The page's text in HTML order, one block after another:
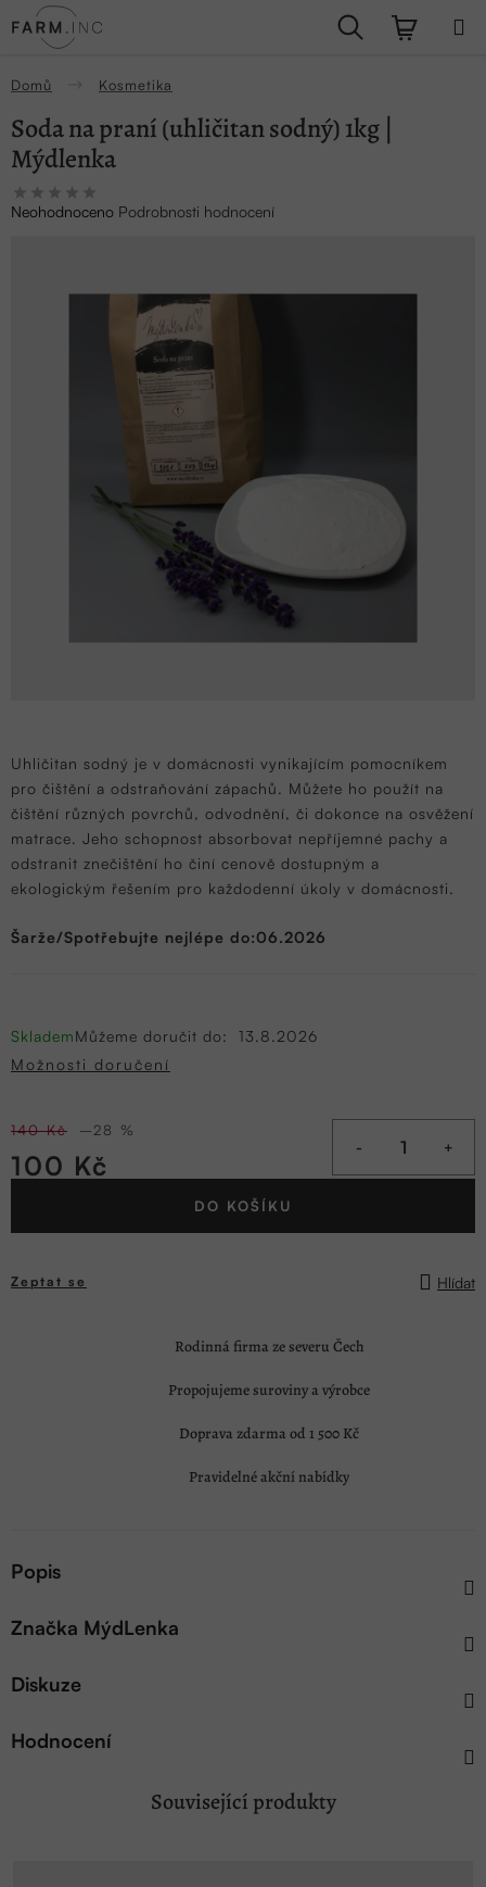
na
Hledat
Domů Kosmetika
Uhličitan sodný je v domácnosti vynikajícím pomocníkem
pro čištění a odstraňování zápachů. Můžete ho použít na
čištění různých povrchů, odvodnění, či dokonce na osvěžení
matrace. Jeho schopnost absorbovat nepříjemné pachy a
odstranit znečištění ho činí cenově dostupným a
ekologickým řešením pro každodenní úkoly v domácnosti.
Šarže/Spotřebujte nejlépe do:06.2026
SklademMůžeme doručit do:
13.8.2026
Možnosti doručení
140 Kč –28 %
100 Kč
DO KOŠÍKU
Zeptat se Hlídat
Soda na praní (uhličitan sodný) 1kg |
Mýdlenka
Průměrné
hodnocení
Neohodnoceno Podrobnosti hodnocení
Rodinná firma ze severu Čech
Propojujeme suroviny a výrobce
Doprava zdarma od 1 500 Kč
Pravidelné akční nabídky
Popis
Značka MýdLenka
Diskuze
Hodnocení
Související produkty